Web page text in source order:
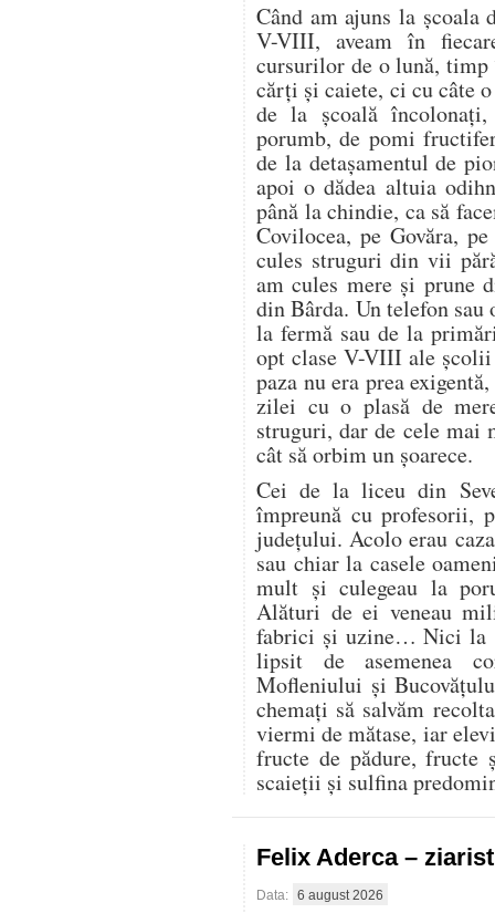
Când am ajuns la școala
V-VIII, aveam în
cursurilor de o lună, timp
cărți și caiete, ci cu câte
de la școală
porumb, de pomi
de la detașamentul de
apoi o dădea altuia
până la chindie, ca să
Covilocea, pe Govăra,
cules struguri din vii
am cules mere și prune
din Bârda. Un telefon sau
la fermă sau de la
opt clase V-VIII ale școlii
paza nu era prea
zilei cu o plasă de
struguri, dar de cele mai
cât să orbim un șoarece.
Cei de la liceu din
împreună cu profesorii,
județului. Acolo erau
sau chiar la casele
mult și culegeau la
Alături de ei veneau
fabrici și uzine… Nici la
lipsit de asemenea
Mofleniului și
chemați să salvăm
viermi de mătase, iar
fructe de pădure, fructe
scaieții și sulfina
Felix Aderca –
Data: 6 august 2026